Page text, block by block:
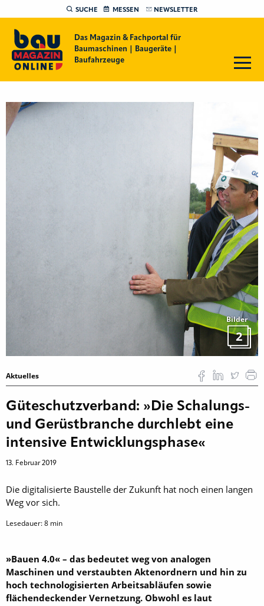
SUCHE MESSEN NEWSLETTER
Das Magazin & Fachportal für
Baumaschinen | Baugeräte |
Baufahrzeuge
Bilder
2
Aktuelles
Güteschutzverband: »Die Schalungs-
und Gerüstbranche durchlebt eine
intensive Entwicklungsphase«
13. Februar 2019
Die digitalisierte Baustelle der Zukunft hat noch einen langen
Weg vor sich.
Lesedauer:8 min
»Bauen 4.0« – das bedeutet weg von analogen
Maschinen und verstaubten Aktenordnern und hin zu
hoch technologisierten Arbeitsabläufen sowie
flächendeckender Vernetzung. Obwohl es laut